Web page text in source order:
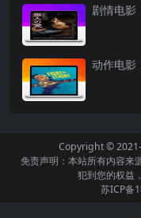
剧情电影
动作电影
Copyright ©
免责声明：本站所有内容来
犯到您的权益
苏ICP备